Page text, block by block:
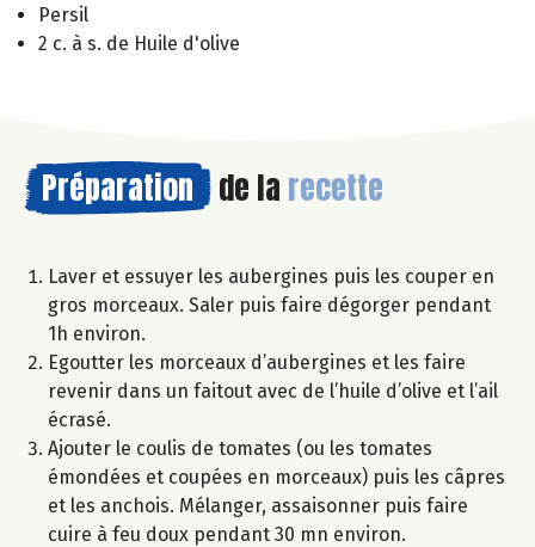
Persil
2 c. à s. de Huile d'olive
Préparation de la recette
Laver et essuyer les aubergines puis les couper en
gros morceaux. Saler puis faire dégorger pendant
1h environ.
Egoutter les morceaux d’aubergines et les faire
revenir dans un faitout avec de l’huile d’olive et l’ail
écrasé.
Ajouter le coulis de tomates (ou les tomates
émondées et coupées en morceaux) puis les câpres
et les anchois. Mélanger, assaisonner puis faire
cuire à feu doux pendant 30 mn environ.